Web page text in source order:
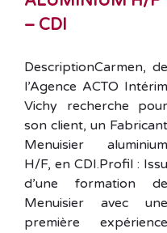
– CDI
DescriptionCarmen, de
l’Agence ACTO Intérim
Vichy recherche pour
son client, un Fabricant
Menuisier aluminium
H/F, en CDI.Profil : Issu
d’une formation de
Menuisier avec une
première expérience